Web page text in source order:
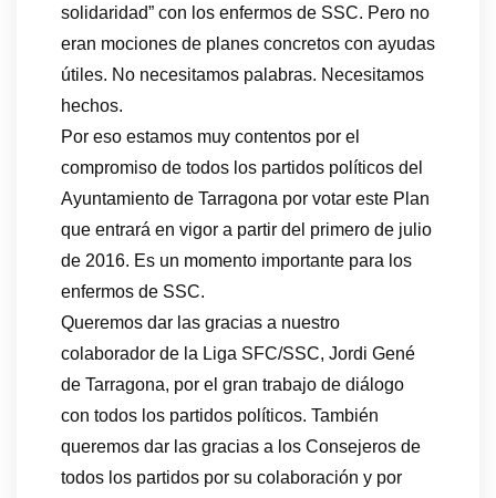
solidaridad” con los enfermos de SSC. Pero no
eran mociones de planes concretos con ayudas
útiles. No necesitamos palabras. Necesitamos
hechos.
Por eso estamos muy contentos por el
compromiso de todos los partidos políticos del
Ayuntamiento de Tarragona por votar este Plan
que entrará en vigor a partir del primero de julio
de 2016. Es un momento importante para los
enfermos de SSC.
Queremos dar las gracias a nuestro
colaborador de la Liga SFC/SSC, Jordi Gené
de Tarragona, por el gran trabajo de diálogo
con todos los partidos políticos. También
queremos dar las gracias a los Consejeros de
todos los partidos por su colaboración y por